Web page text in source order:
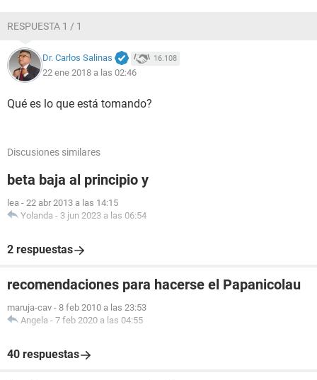
RESPUESTA 1 / 1
Dr. Carlos Salinas 16.108
22 ene 2018 a las 02:46
Qué es lo que está tomando?
Discusiones similares
beta baja al principio y
lea - 22 abr 2013 a las 14:15
Yolanda - 3 jun 2023 a las 06:54
2 respuestas
recomendaciones para hacerse el Papanicolau
maruja-cav - 8 feb 2010 a las 23:53
Angela - 7 feb 2020 a las 04:55
40 respuestas